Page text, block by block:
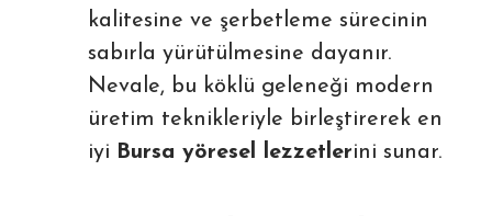
kalitesine ve şerbetleme sürecinin
sabırla yürütülmesine dayanır.
Nevale, bu köklü geleneği modern
üretim teknikleriyle birleştirerek en
iyi Bursa yöresel lezzetlerini sunar.